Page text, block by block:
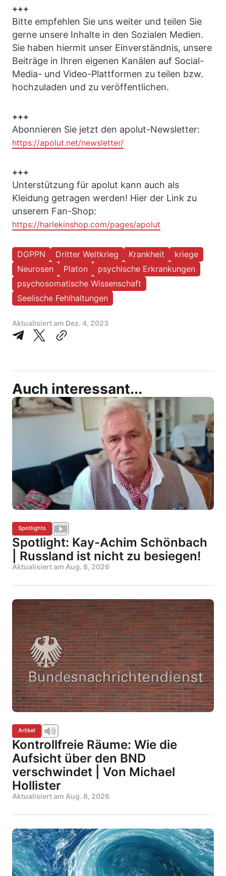
+++
Bitte empfehlen Sie uns weiter und teilen Sie
gerne unsere Inhalte in den Sozialen Medien.
Sie haben hiermit unser Einverständnis, unsere
Beiträge in Ihren eigenen Kanälen auf Social-
Media- und Video-Plattformen zu teilen bzw.
hochzuladen und zu veröffentlichen.
+++
Abonnieren Sie jetzt den apolut-Newsletter:
https://apolut.net/newsletter/
+++
Unterstützung für apolut kann auch als
Kleidung getragen werden! Hier der Link zu
unserem Fan-Shop:
https://harlekinshop.com/pages/apolut
DGPPN Dritter Weltkrieg Krankheit
kriege
Neurosen
Platon
psychische Erkrankungen
psychosomatische Wissenschaft
Seelische Fehlhaltungen
Aktualisiert am Dez. 4, 2023
Auch interessant...
Spotlights
Spotlight: Kay-Achim Schönbach
| Russland ist nicht zu besiegen!
Aktualisiert am Aug. 8, 2026
Artikel
Kontrollfreie Räume: Wie die
Aufsicht über den BND
verschwindet | Von Michael
Hollister
Aktualisiert am Aug. 8, 2026